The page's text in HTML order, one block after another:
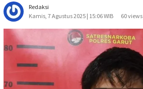
Redaksi
Kamis, 7 Agustus 2025 | 15:06 WIB
60 views